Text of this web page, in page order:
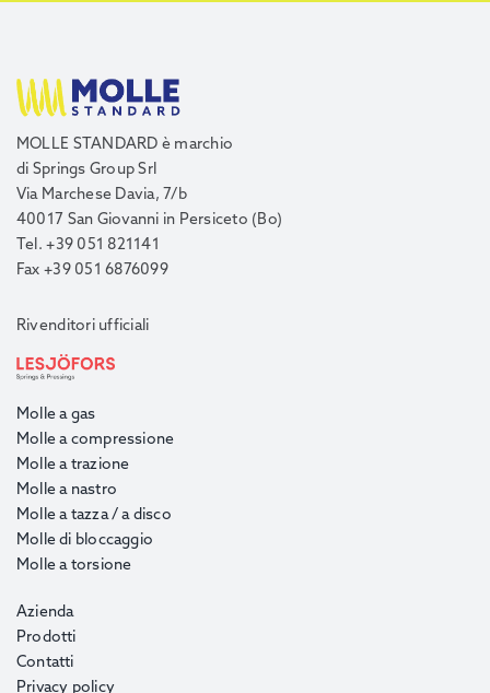
MOLLE STANDARD è marchio
di Springs Group Srl
Via Marchese Davia, 7/b
40017 San Giovanni in Persiceto (Bo)
Tel. +39 051 821141
Fax +39 051 6876099
Rivenditori ufficiali
Molle a gas
Molle a compressione
Molle a trazione
Molle a nastro
Molle a tazza / a disco
Molle di bloccaggio
Molle a torsione
Azienda
Prodotti
Contatti
Privacy policy